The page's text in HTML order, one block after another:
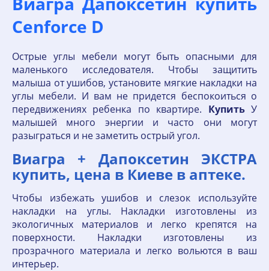
Cenforce D
Острые углы мебели могут быть опасными для
маленького исследователя. Чтобы защитить
малыша от ушибов, установите мягкие накладки на
углы мебели. И вам не придется беспокоиться о
передвижениях ребенка по квартире. КупитьУ
малышей много энергии и часто они могут
разыграться и не заметить острый угол.
Виагра + Дапоксетин ЭКСТРА
купить, цена в Киеве в аптеке.
Чтобы избежать ушибов и слезок используйте
накладки на углы. Накладки изготовлены из
экологичных материалов и легко крепятся на
поверхности. Накладки изготовлены из
прозрачного материала и легко вольются в ваш
интерьер.